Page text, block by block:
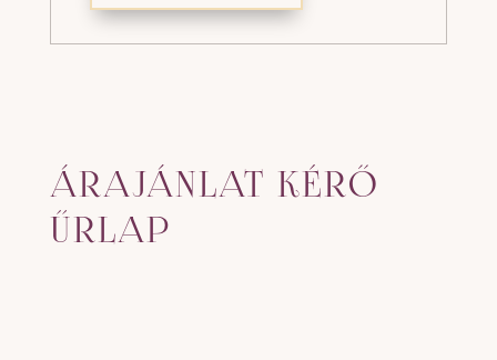
ÁRAJÁNLAT KÉRŐ
ŰRLAP